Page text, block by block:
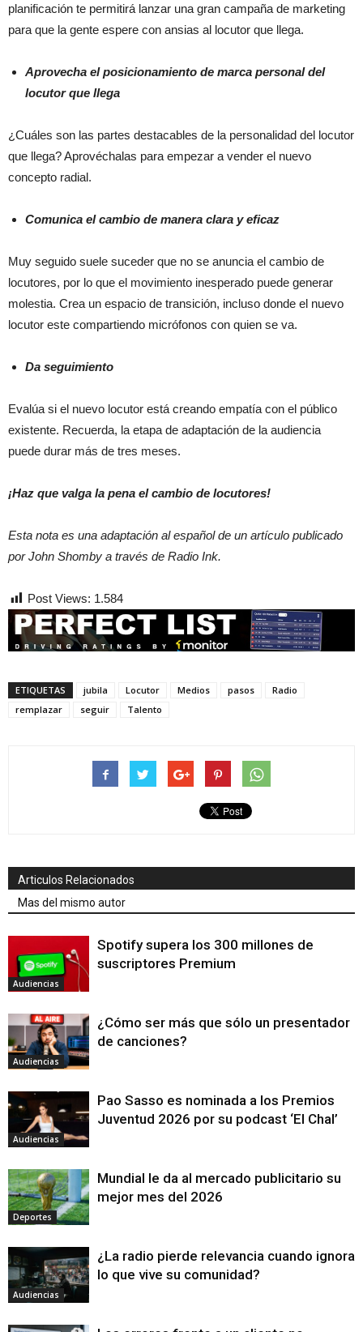
planificación te permitirá lanzar una gran campaña de marketing
para que la gente espere con ansias al locutor que llega.
Aprovecha el posicionamiento de marca personal del
locutor que llega
¿Cuáles son las partes destacables de la personalidad del locutor
que llega? Aprovéchalas para empezar a vender el nuevo
concepto radial.
Comunica el cambio de manera clara y eficaz
Muy seguido suele suceder que no se anuncia el cambio de
locutores, por lo que el movimiento inesperado puede generar
molestia. Crea un espacio de transición, incluso donde el nuevo
locutor este compartiendo micrófonos con quien se va.
Da seguimiento
Evalúa si el nuevo locutor está creando empatía con el público
existente. Recuerda, la etapa de adaptación de la audiencia
puede durar más de tres meses.
¡Haz que valga la pena el cambio de locutores!
Esta nota es una adaptación al español de un artículo publicado
por John Shomby a través de Radio Ink.
Post Views: 1.584
ETIQUETAS jubila Locutor Medios pasos
Radio
remplazar
seguir Talento
Articulos Relacionados
Mas del mismo autor
Audiencias
Spotify supera los 300 millones de
suscriptores Premium
Audiencias
¿Cómo ser más que sólo un presentador
de canciones?
Audiencias
Pao Sasso es nominada a los Premios
Juventud 2026 por su podcast ‘El Chal’
Deportes
Mundial le da al mercado publicitario su
mejor mes del 2026
Audiencias
¿La radio pierde relevancia cuando ignora
lo que vive su comunidad?